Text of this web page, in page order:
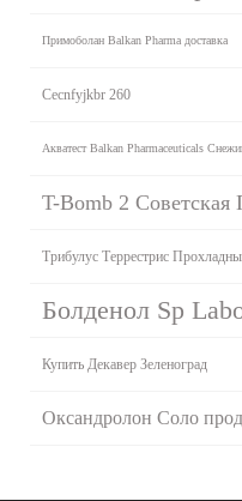
Примоболан Balkan Pharma доставка
Cecnfyjkbr 260
Акватест Balkan Pharmaceuticals
T-Bomb 2 Советская
Трибулус Террестрис
Болденол Sp
Купить Декавер Зеленоград
Оксандролон Соло